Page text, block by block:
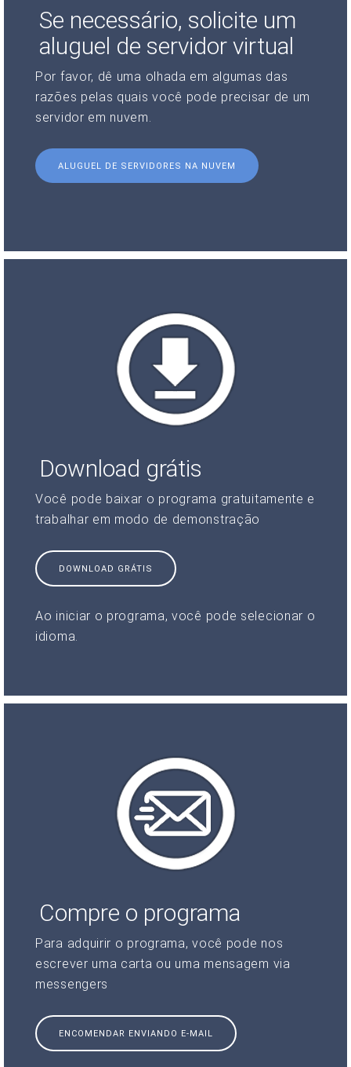
Se necessário, solicite um
aluguel de servidor virtual
Por favor, dê uma olhada em algumas das
razões pelas quais você pode precisar de um
servidor em nuvem.
ALUGUEL DE SERVIDORES NA NUVEM
Download grátis
Você pode baixar o programa gratuitamente e
trabalhar em modo de demonstração
DOWNLOAD GRÁTIS
Ao iniciar o programa, você pode selecionar o
idioma.
Compre o programa
Para adquirir o programa, você pode nos
escrever uma carta ou uma mensagem via
messengers
ENCOMENDAR ENVIANDO E-MAIL